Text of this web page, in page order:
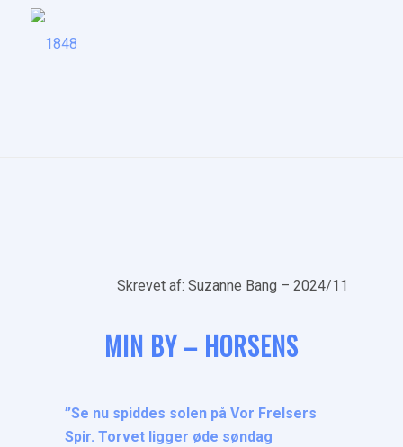
Skrevet af: Suzanne Bang – 2024/11
MIN BY – HORSENS
”Se nu spiddes solen på Vor Frelsers
Spir. Torvet ligger øde søndag